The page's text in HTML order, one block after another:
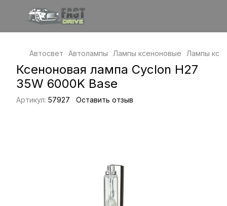
Автосвет Автолампы Лампы ксеноновые Лампы
Ксеноновая лампа Cyclon H27
35W 6000K Base
Артикул: 57927 Оставить отзыв